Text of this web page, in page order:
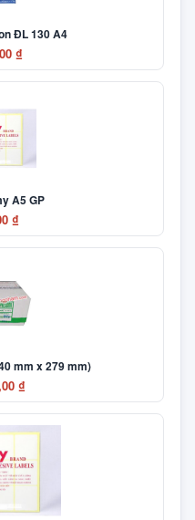
ĐL 130 A4
₫
A5 GP
₫
mm x 279 mm)
₫